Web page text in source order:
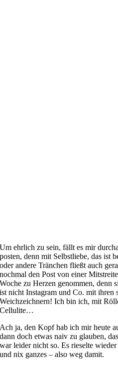
Um ehrlich zu sein, fällt es mir
posten, denn mit Selbstliebe, das ist
oder andere Tränchen fließt auch
nochmal den Post von einer
Woche zu Herzen genommen, denn
ist nicht Instagram und Co. mit ihren
Weichzeichnern! Ich bin ich, mit
Cellulite…
Ach ja, den Kopf hab ich mir heute
dann doch etwas naiv zu glauben,
war leider nicht so. Es rieselte
und nix ganzes – also weg damit.